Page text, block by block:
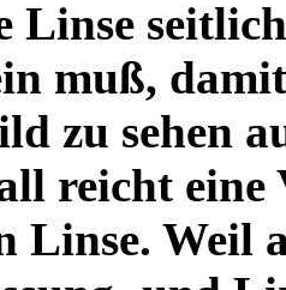
Linse
muß,
zu sehen
reicht eine
Linse. Weil